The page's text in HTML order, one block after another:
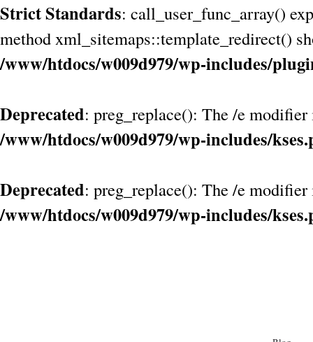
Strict Standards: call_user_func_array()
method xml_sitemaps::template_redirect()
/www/htdocs/w009d979/wp-includes/
Deprecated: preg_replace(): The /e
/www/htdocs/w009d979/wp-includes/
Deprecated: preg_replace(): The /e
/www/htdocs/w009d979/wp-includes/